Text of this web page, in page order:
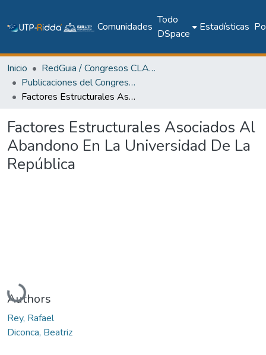
Comunidades
Todo
DSpace
Estadísticas
Inicio
RedGuia / Congresos CLABES
Publicaciones del Congreso Internacional CLABES
Factores Estructurales Asociados Al Abandono En La Universidad De La República
Factores Estructurales Asociados Al
Abandono En La Universidad De La
República
Cargando...
Authors
Rey, Rafael
Diconca, Beatriz